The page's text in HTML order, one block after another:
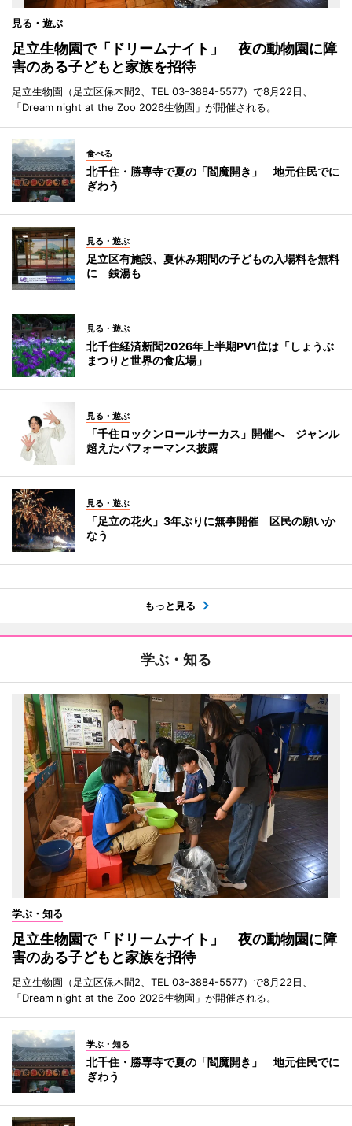
見る・遊ぶ
足立生物園で「ドリームナイト」 夜の動物園に障
害のある子どもと家族を招待
足立生物園（足立区保木間2、TEL 03-3884-5577）で8月22日、
「Dream night at the Zoo 2026生物園」が開催される。
食べる
北千住・勝専寺で夏の「閻魔開き」 地元住民でに
ぎわう
見る・遊ぶ
足立区有施設、夏休み期間の子どもの入場料を無料
に 銭湯も
見る・遊ぶ
北千住経済新聞2026年上半期PV1位は「しょうぶ
まつりと世界の食広場」
見る・遊ぶ
「千住ロックンロールサーカス」開催へ ジャンル
超えたパフォーマンス披露
見る・遊ぶ
「足立の花火」3年ぶりに無事開催 区民の願いか
なう
もっと見る
学ぶ・知る
学ぶ・知る
足立生物園で「ドリームナイト」 夜の動物園に障
害のある子どもと家族を招待
足立生物園（足立区保木間2、TEL 03-3884-5577）で8月22日、
「Dream night at the Zoo 2026生物園」が開催される。
学ぶ・知る
北千住・勝専寺で夏の「閻魔開き」 地元住民でに
ぎわう